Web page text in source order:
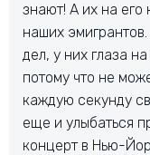
знают! А их на
наших
дел, у них глаза
потому что не
каждую секунду
еще и улыбаться
концерт в Нью-